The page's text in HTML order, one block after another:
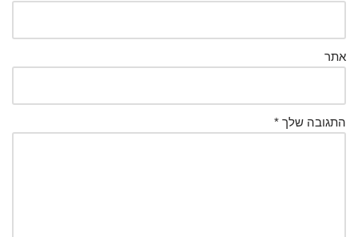
אתר
התגובה שלך *